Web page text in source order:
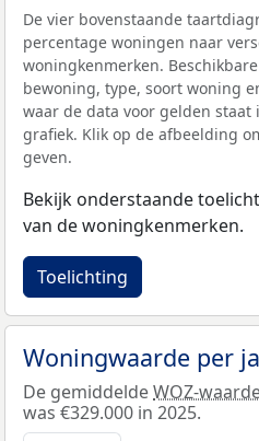
De vier bovenstaande
percentage woningen naar
woningkenmerken.
bewoning, type, soort woning
waar de data voor gelden
grafiek. Klik op de afbeelding
geven.
Bekijk onderstaande
van de woningkenmerken.
Toelichting
Woningwaarde per
De gemiddeldeWOZ-
was €329.000 in 2025.